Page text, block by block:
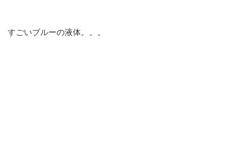
すごいブルーの液体。。。